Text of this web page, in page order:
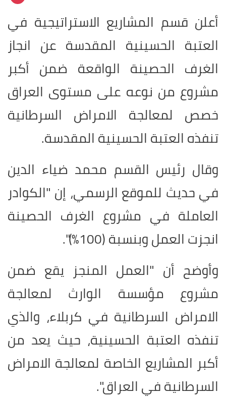
أعلن قسم المشاريع الاستراتيجية في
العتبة الحسينية المقدسة عن انجاز
الغرف الحصينة الواقعة ضمن أكبر
مشروع من نوعه على مستوى العراق
خصص لمعالجة الامراض السرطانية
تنفذه العتبة الحسينية المقدسة.
وقال رئيس القسم محمد ضياء الدين
في حديث للموقع الرسمي، إن "الكوادر
العاملة في مشروع الغرف الحصينة
انجزت العمل وبنسبة (100%)".
وأوضح أن "العمل المنجز يقع ضمن
مشروع مؤسسة الوارث لمعالجة
الامراض السرطانية في كربلاء، والذي
تنفذه العتبة الحسينية، حيث يعد من
أكبر المشاريع الخاصة لمعالجة الامراض
السرطانية في العراق".